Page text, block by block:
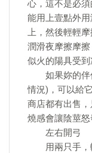
心，這不是必
能用上壹點外
上，然後輕輕
潤滑夜摩擦摩
似火的陽具受到
如果妳的伴
情況)，可以給
商店都有出售
燒感會讓陰莖怒
左右開弓
用兩只手，